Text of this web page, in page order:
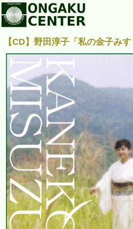
【CD】野田淳子「私の金子みす